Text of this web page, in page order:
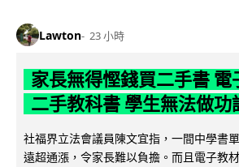
Lawton 23 小時
家長無得慳錢買二手書 電
二手教科書 學生無法做功
社福界立法會議員陳文宜指，一間中學書
遠超通漲，令家長難以負擔。而且電子教